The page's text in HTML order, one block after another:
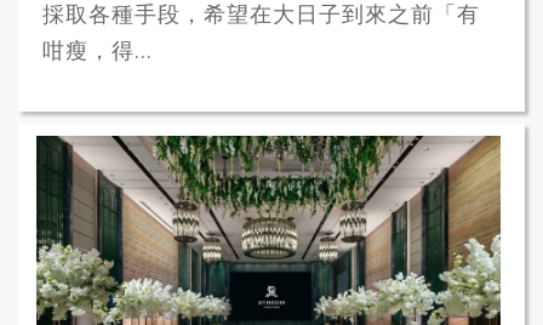
採取各種手段，希望在大日子到來之前「有
咁瘦，得...